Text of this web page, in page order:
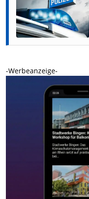
-Werbeanzeige-